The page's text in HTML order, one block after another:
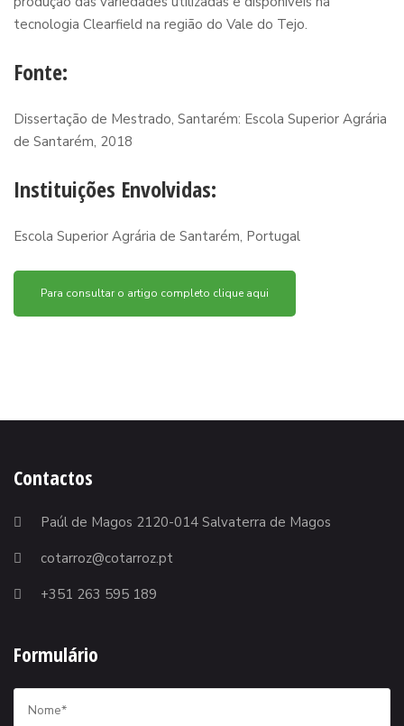
tecnologia Clearfield na região do Vale do Tejo.
Fonte:
Dissertação de Mestrado, Santarém: Escola Superior Agrária
de Santarém, 2018
Instituições Envolvidas:
Escola Superior Agrária de Santarém, Portugal
Para consultar o artigo completo clique aqui
Contactos
Paúl de Magos 2120-014 Salvaterra de Magos
cotarroz@cotarroz.pt
+351 263 595 189
Formulário